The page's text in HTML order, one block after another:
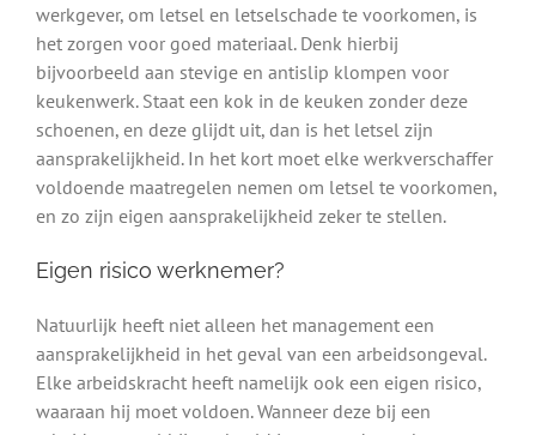
werkgever, om letsel en letselschade te voorkomen, is
het zorgen voor goed materiaal. Denk hierbij
bijvoorbeeld aan stevige en antislip klompen voor
keukenwerk. Staat een kok in de keuken zonder deze
schoenen, en deze glijdt uit, dan is het letsel zijn
aansprakelijkheid. In het kort moet elke werkverschaffer
voldoende maatregelen nemen om letsel te voorkomen,
en zo zijn eigen aansprakelijkheid zeker te stellen.
Eigen risico werknemer?
Natuurlijk heeft niet alleen het management een
aansprakelijkheid in het geval van een arbeidsongeval.
Elke arbeidskracht heeft namelijk ook een eigen risico,
waaraan hij moet voldoen. Wanneer deze bij een